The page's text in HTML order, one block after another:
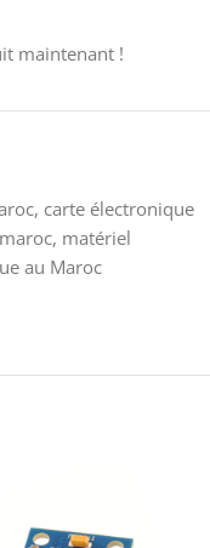
maintenant !
, carte électronique
, matériel
au Maroc